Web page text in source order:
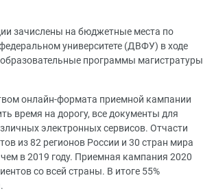
зачислены на бюджетные места по
университете (ДВФУ) в ходе
программы магистратуры
онлайн-формата приемной кампании
время на дорогу, все документы для
электронных сервисов. Отчасти
из 82 регионов России и 30 стран мира
в 2019 году. Приемная кампания 2020
со всей страны. В итоге 55%